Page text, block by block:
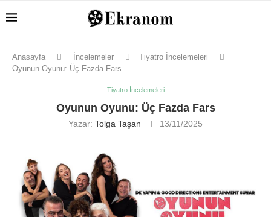
Anasayfa İncelemeler
Tiyatro İncelemeleri
Oyunun Oyunu: Üç Fazda Fars
Tiyatro İncelemeleri
Oyunun Oyunu: Üç Fazda Fars
Yazar: Tolga Taşan 13/11/2025